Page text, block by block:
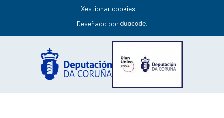
Xestionar cookies
Deseñado por